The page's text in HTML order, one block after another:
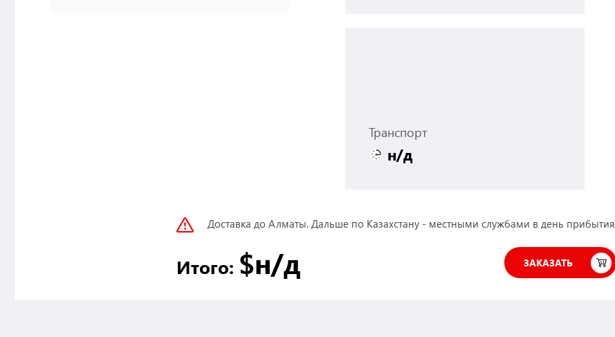
Транспорт
н/д
Доставка до Алматы. Дальше по Казахстану - местными службами в день прибытия
Итого: $н/д ЗАКАЗАТЬ